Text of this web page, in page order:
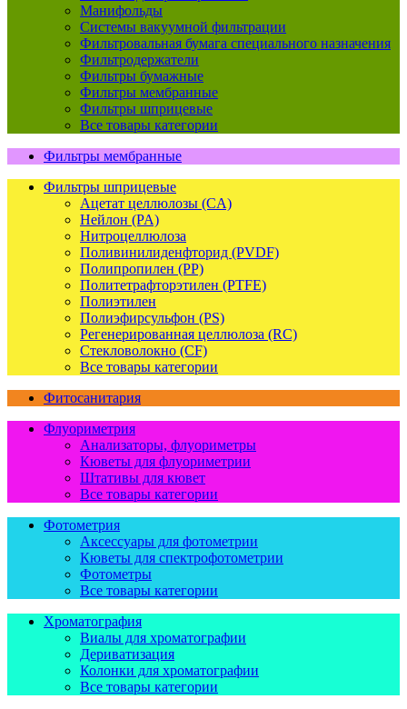
Манифольды
Системы вакуумной фильтрации
Фильтровальная бумага специального назначения
Фильтродержатели
Фильтры бумажные
Фильтры мембранные
Фильтры шприцевые
Все товары категории
Фильтры мембранные
Фильтры шприцевые
Ацетат целлюлозы (CA)
Нейлон (PA)
Нитроцеллюлоза
Поливинилиденфторид (PVDF)
Полипропилен (PP)
Политетрафторэтилен (PTFE)
Полиэтилен
Полиэфирсульфон (PS)
Регенерированная целлюлоза (RC)
Стекловолокно (CF)
Все товары категории
Фитосанитария
Флуориметрия
Анализаторы, флуориметры
Кюветы для флуориметрии
Штативы для кювет
Все товары категории
Фотометрия
Аксессуары для фотометрии
Кюветы для спектрофотометрии
Фотометры
Все товары категории
Хроматография
Виалы для хроматографии
Дериватизация
Колонки для хроматографии
Все товары категории